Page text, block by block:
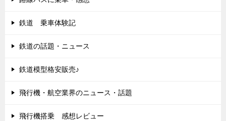
鉄道 乗車体験記
鉄道の話題・ニュース
鉄道模型格安販売♪
飛行機・航空業界のニュース・話題
飛行機搭乗 感想レビュー